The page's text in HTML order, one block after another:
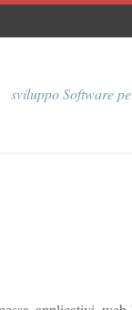
sviluppo Software